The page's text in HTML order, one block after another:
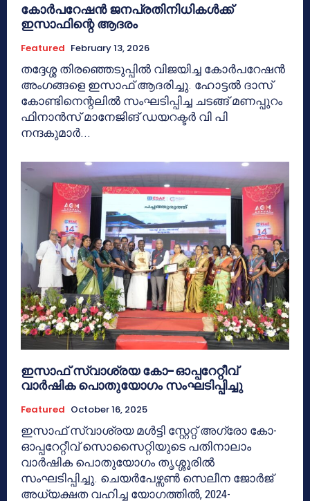
കോർപറേഷൻ ജനപ്രതിനിധികൾക്ക്
ഇസാഫിന്റെ ആദരം
Featured February 13, 2026
തദ്ദേശ്ശ തിരഞ്ഞെടുപ്പിൽ വിജയിച്ച കോർപറേഷൻ
അംഗങ്ങളെ ഇസാഫ് ആദരിച്ചു. ഹോട്ടൽ ദാസ്
കോണ്ടിനെന്റലിൽ സംഘടിപ്പിച്ച ചടങ്ങ് മണപ്പുറം
ഫിനാൻസ് മാനേജിങ് ഡയറക്ടർ വി പി
നന്ദകുമാർ...
ഇസാഫ് സ്വാശ്രയ കോ-ഓപ്പറേറ്റീവ്
വാർഷിക പൊതുയോഗം സംഘടിപ്പിച്ചു
Featured October 16, 2025
ഇസാഫ് സ്വാശ്രയ മൾട്ടി സ്റ്റേറ്റ് അഗ്രോ കോ-
ഓപ്പറേറ്റീവ് സൊസൈറ്റിയുടെ പതിനാലാം
വാർഷിക പൊതുയോഗം തൃശ്ശൂരിൽ
സംഘടിപ്പിച്ചു. ചെയർപേഴ്സൺ സെലീന ജോർജ്
അധ്യക്ഷത വഹിച്ച യോ​ഗത്തിൽ, 2024-